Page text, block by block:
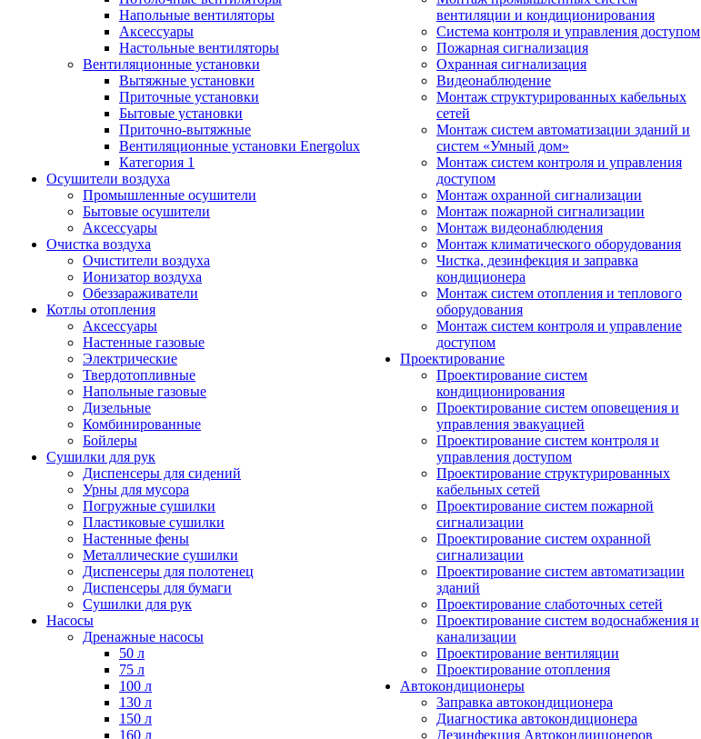
Напольные вентиляторы
Аксессуары
Настольные вентиляторы
Вентиляционные установки
Вытяжные установки
Приточные установки
Бытовые установки
Приточно-вытяжные
Вентиляционные установки Energolux
Категория 1
Осушители воздуха
Промышленные осушители
Бытовые осушители
Аксессуары
Очистка воздуха
Очистители воздуха
Ионизатор воздуха
Обеззараживатели
Котлы отопления
Аксессуары
Настенные газовые
Электрические
Твердотопливные
Напольные газовые
Дизельные
Комбинированные
Бойлеры
Сушилки для рук
Диспенсеры для сидений
Урны для мусора
Погружные сушилки
Пластиковые сушилки
Настенные фены
Металлические сушилки
Диспенсеры для полотенец
Диспенсеры для бумаги
Сушилки для рук
Насосы
Дренажные насосы
50 л
75 л
100 л
130 л
150 л
160 л
вентиляции и кондиционирования
Система контроля и управления доступом
Пожарная сигнализация
Охранная сигнализация
Видеонаблюдение
Монтаж структурированных кабельных
сетей
Монтаж систем автоматизации зданий и
систем «Умный дом»
Монтаж систем контроля и управления
доступом
Монтаж охранной сигнализации
Монтаж пожарной сигнализации
Монтаж видеонаблюдения
Монтаж климатического оборудования
Чистка, дезинфекция и заправка
кондиционера
Монтаж систем отопления и теплового
оборудования
Монтаж систем контроля и управление
доступом
Проектирование
Проектирование систем
кондиционирования
Проектирование систем оповещения и
управления эвакуацией
Проектирование систем контроля и
управления доступом
Проектирование структурированных
кабельных сетей
Проектирование систем пожарной
сигнализации
Проектирование систем охранной
сигнализации
Проектирование систем автоматизации
зданий
Проектирование слаботочных сетей
Проектирование систем водоснабжения и
канализации
Проектирование вентиляции
Проектирование отопления
Автокондиционеры
Заправка автокондиционера
Диагностика автокондиционера
Дезинфекция Автокондиицонеров